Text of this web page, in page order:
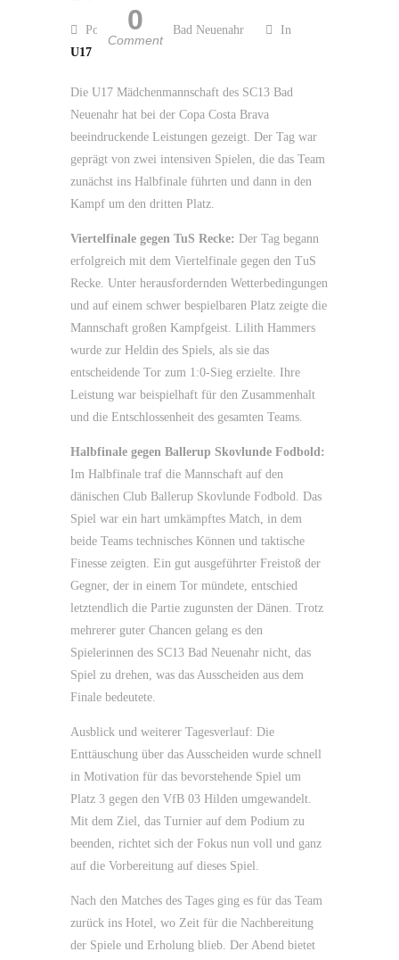
0
Comment
Posted by SC 13 Bad Neuenahr
In
U17
Die U17 Mädchenmannschaft des SC13 Bad
Neuenahr hat bei der Copa Costa Brava
beeindruckende Leistungen gezeigt. Der Tag war
geprägt von zwei intensiven Spielen, die das Team
zunächst ins Halbfinale führten und dann in den
Kampf um den dritten Platz.
Viertelfinale gegen TuS Recke: Der Tag begann
erfolgreich mit dem Viertelfinale gegen den TuS
Recke. Unter herausfordernden Wetterbedingungen
und auf einem schwer bespielbaren Platz zeigte die
Mannschaft großen Kampfgeist. Lilith Hammers
wurde zur Heldin des Spiels, als sie das
entscheidende Tor zum 1:0-Sieg erzielte. Ihre
Leistung war beispielhaft für den Zusammenhalt
und die Entschlossenheit des gesamten Teams.
Halbfinale gegen Ballerup Skovlunde Fodbold:
Im Halbfinale traf die Mannschaft auf den
dänischen Club Ballerup Skovlunde Fodbold. Das
Spiel war ein hart umkämpftes Match, in dem
beide Teams technisches Können und taktische
Finesse zeigten. Ein gut ausgeführter Freistoß der
Gegner, der in einem Tor mündete, entschied
letztendlich die Partie zugunsten der Dänen. Trotz
mehrerer guter Chancen gelang es den
Spielerinnen des SC13 Bad Neuenahr nicht, das
Spiel zu drehen, was das Ausscheiden aus dem
Finale bedeutete.
Ausblick und weiterer Tagesverlauf: Die
Enttäuschung über das Ausscheiden wurde schnell
in Motivation für das bevorstehende Spiel um
Platz 3 gegen den VfB 03 Hilden umgewandelt.
Mit dem Ziel, das Turnier auf dem Podium zu
beenden, richtet sich der Fokus nun voll und ganz
auf die Vorbereitung auf dieses Spiel.
Nach den Matches des Tages ging es für das Team
zurück ins Hotel, wo Zeit für die Nachbereitung
der Spiele und Erholung blieb. Der Abend bietet